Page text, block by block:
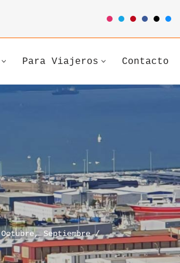
Para Viajeros Contacto
Octubre,Septiembre